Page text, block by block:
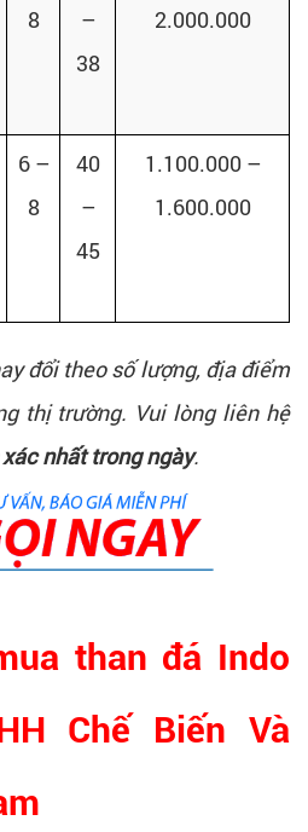
8
–
38
2.000.000
6 –
8
40
–
45
1.100.000 –
1.600.000
đổi theo số lượng, địa điểm
thị trường. Vui lòng liên hệ
nhất trong ngày.
than đá Indo
Chế Biến Và